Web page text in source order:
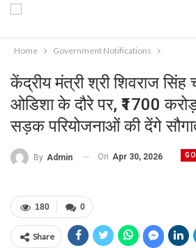
Home Government Notifications
केंद्रीय मंत्री श्री शिवराज सिंह
ओडिशा के दौरे पर, ₹1700
सड़क परियोजनाओं की देंगे
By Admin On Apr 30, 2026
0
180
Share